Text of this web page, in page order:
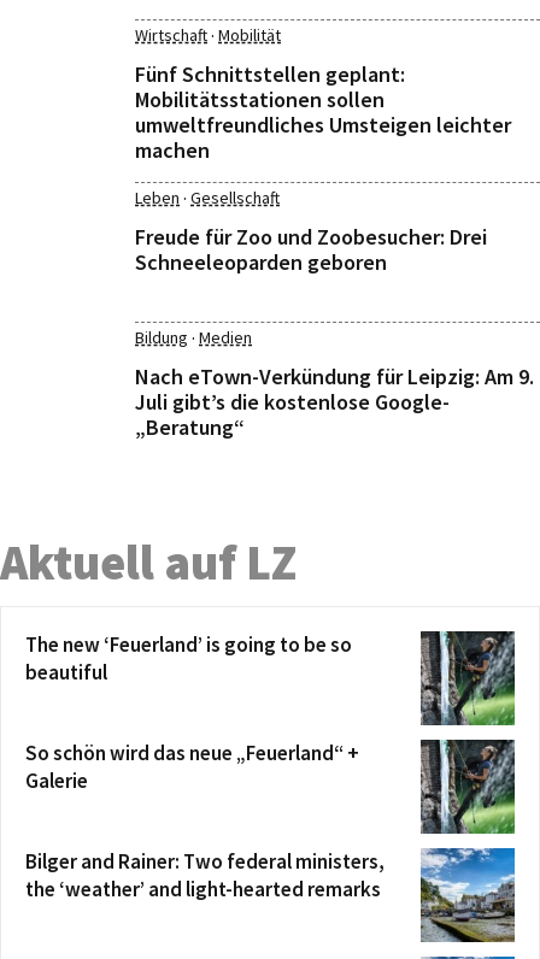
Wirtschaft· Mobilität
Fünf Schnittstellen geplant:
Mobilitätsstationen sollen
umweltfreundliches Umsteigen leichter
machen
Leben · Gesellschaft
Freude für Zoo und Zoobesucher: Drei
Schneeleoparden geboren
Bildung · Medien
Nach eTown-Verkündung für Leipzig: Am 9.
Juli gibt’s die kostenlose Google-
„Beratung“
Aktuell auf LZ
The new ‘Feuerland’ is going to be so
beautiful
So schön wird das neue „Feuerland“ +
Galerie
Bilger and Rainer: Two federal ministers,
the ‘weather’ and light-hearted remarks